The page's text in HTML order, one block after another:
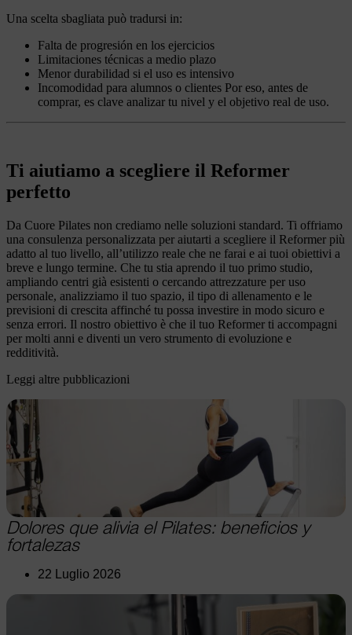
Una scelta sbagliata può tradursi in:
Falta de progresión en los ejercicios
Limitaciones técnicas a medio plazo
Menor durabilidad si el uso es intensivo
Incomodidad para alumnos o clientes Por eso, antes de
comprar, es clave analizar tu nivel y el objetivo real de uso.
Ti aiutiamo a scegliere il Reformer
perfetto
Da Cuore Pilates non crediamo nelle soluzioni standard. Ti offriamo
una consulenza personalizzata per aiutarti a scegliere il Reformer più
adatto al tuo livello, all’utilizzo reale che ne farai e ai tuoi obiettivi a
breve e lungo termine. Che tu stia aprendo il tuo primo studio,
ampliando centri già esistenti o cercando attrezzature per uso
personale, analizziamo il tuo spazio, il tipo di allenamento e le
previsioni di crescita affinché tu possa investire in modo sicuro e
senza errori. Il nostro obiettivo è che il tuo Reformer ti accompagni
per molti anni e diventi un vero strumento di evoluzione e
redditività.
Leggi altre pubblicazioni
Dolores que alivia el Pilates: beneficios y
fortalezas
22 Luglio 2026